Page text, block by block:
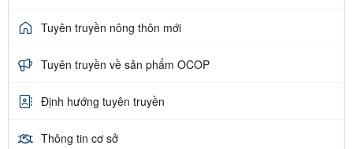
Tuyên truyền nông thôn mới
Tuyên truyền về sản phẩm OCOP
Định hướng tuyên truyền
Thông tin cơ sở